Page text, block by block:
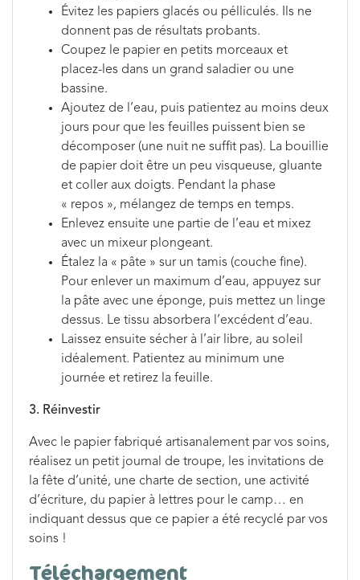
Évitez les papiers glacés ou pélliculés. Ils ne
donnent pas de résultats probants.
Coupez le papier en petits morceaux et
placez-les dans un grand saladier ou une
bassine.
Ajoutez de l’eau, puis patientez au moins deux
jours pour que les feuilles puissent bien se
décomposer (une nuit ne suffit pas). La bouillie
de papier doit être un peu visqueuse, gluante
et coller aux doigts. Pendant la phase
« repos », mélangez de temps en temps.
Enlevez ensuite une partie de l’eau et mixez
avec un mixeur plongeant.
Étalez la « pâte » sur un tamis (couche fine).
Pour enlever un maximum d’eau, appuyez sur
la pâte avec une éponge, puis mettez un linge
dessus. Le tissu absorbera l’excédent d’eau.
Laissez ensuite sécher à l’air libre, au soleil
idéalement. Patientez au minimum une
journée et retirez la feuille.
3. Réinvestir
Avec le papier fabriqué artisanalement par vos soins,
réalisez un petit journal de troupe, les invitations de
la fête d’unité, une charte de section, une activité
d’écriture, du papier à lettres pour le camp… en
indiquant dessus que ce papier a été recyclé par vos
soins !
Téléchargement